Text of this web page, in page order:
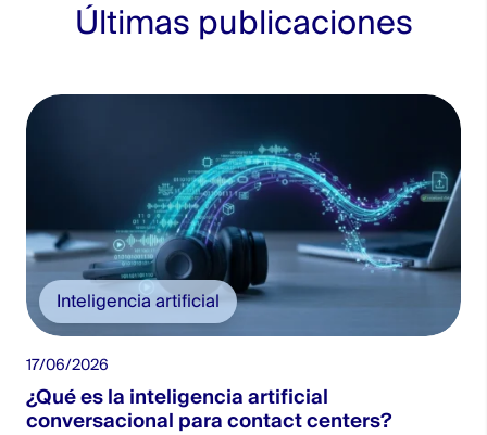
Últimas publicaciones
Inteligencia artificial
17/06/2026
¿Qué es la inteligencia artificial
conversacional para contact centers?